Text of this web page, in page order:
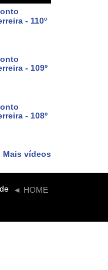
- 110º
- 109º
- 108º
Mais vídeos
◄ HOME